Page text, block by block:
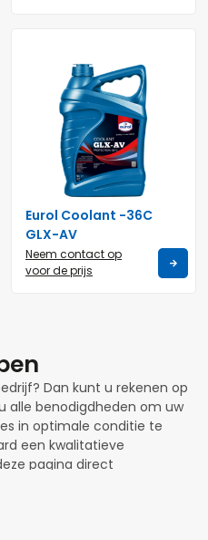
Eurol Coolant -36C
GLX-AV
Neem contact op
voor de prijs
Dan kunt u rekenen op
alle benodigdheden om uw
in optimale conditie te
een kwalitatieve
pagina direct